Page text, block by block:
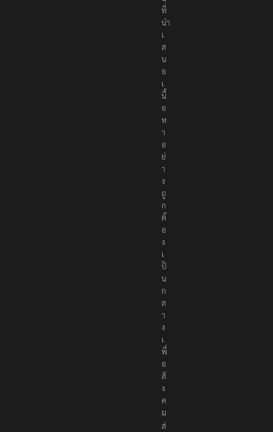
ที่
นำ
เ
ส
น
อ
เ
นื้
อ
ห
า
อ
ย่
า
ง
ถู
ก
ต้
อ
ง
เ
ป็
น
ก
ล
า
ง
เ
พื่
อ
สั
ง
ค
ม
ส่